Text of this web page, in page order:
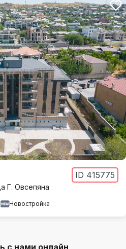
ID 415775
Г. Овсепяна
Новостройка
с нами онлайн